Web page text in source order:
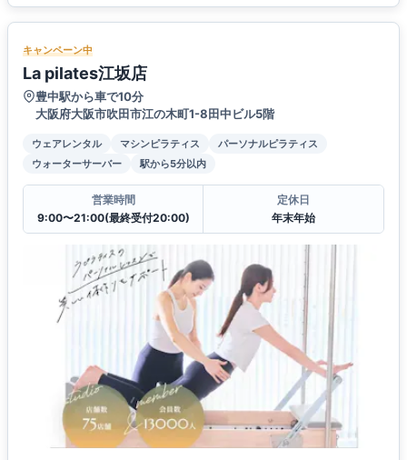
キャンペーン中
La pilates江坂店
豊中駅から車で10分
大阪府大阪市吹田市江の木町1-8田中ビル5階
ウェアレンタル マシンピラティス
パーソナルピラティス
ウォーターサーバー
駅から5分以内
営業時間
9:00〜21:00(最終受付20:00)
定休日
年末年始